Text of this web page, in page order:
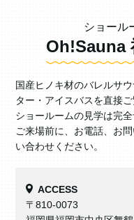
ショール
Oh!Sauna
国産ヒノキ材のバレルサ
ター・アイスバスを直接ご
ショールームの見学は完
ご来場前に、お電話、お
い合わせください。
ACCESS
〒810-0073